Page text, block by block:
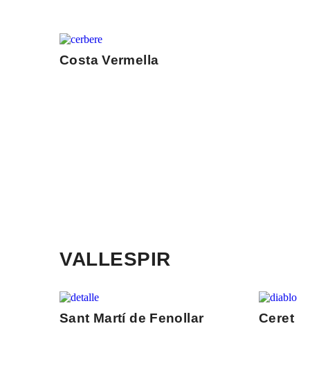
Costa Vermella
VALLESPIR
Sant Martí de Fenollar Ceret